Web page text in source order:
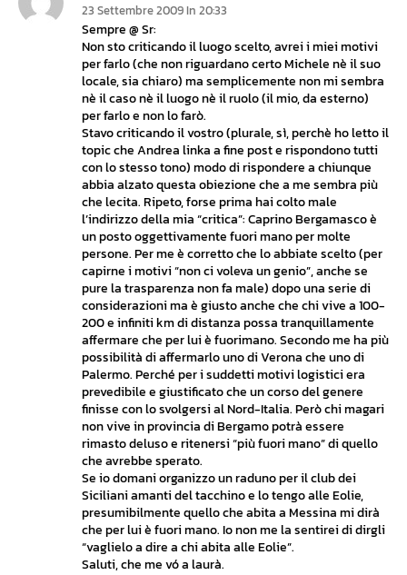
23 Settembre 2009 In 20:33
Sempre @ Sr:
Non sto criticando il luogo scelto, avrei i miei motivi
per farlo (che non riguardano certo Michele nè il suo
locale, sia chiaro) ma semplicemente non mi sembra
nè il caso nè il luogo nè il ruolo (il mio, da esterno)
per farlo e non lo farò.
Stavo criticando il vostro (plurale, sì, perchè ho letto il
topic che Andrea linka a fine post e rispondono tutti
con lo stesso tono) modo di rispondere a chiunque
abbia alzato questa obiezione che a me sembra più
che lecita. Ripeto, forse prima hai colto male
l’indirizzo della mia “critica”: Caprino Bergamasco è
un posto oggettivamente fuori mano per molte
persone. Per me è corretto che lo abbiate scelto (per
capirne i motivi “non ci voleva un genio”, anche se
pure la trasparenza non fa male) dopo una serie di
considerazioni ma è giusto anche che chi vive a 100-
200 e infiniti km di distanza possa tranquillamente
affermare che per lui è fuorimano. Secondo me ha più
possibilità di affermarlo uno di Verona che uno di
Palermo. Perché per i suddetti motivi logistici era
prevedibile e giustificato che un corso del genere
finisse con lo svolgersi al Nord-Italia. Però chi magari
non vive in provincia di Bergamo potrà essere
rimasto deluso e ritenersi “più fuori mano” di quello
che avrebbe sperato.
Se io domani organizzo un raduno per il club dei
Siciliani amanti del tacchino e lo tengo alle Eolie,
presumibilmente quello che abita a Messina mi dirà
che per lui è fuori mano. Io non me la sentirei di dirgli
“vaglielo a dire a chi abita alle Eolie”.
Saluti, che me vó a laurà.